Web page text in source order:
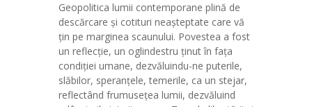
Geopolitica lumii contemporane plină de
descărcare și cotituri neașteptate care vă
țin pe marginea scaunului. Povestea a fost
un reflecție, un oglindestru ținut în fața
condiției umane, dezvăluindu-ne puterile,
slăbilor, speranțele, temerile, ca un stejar,
reflectând frumusețea lumii, dezvăluind